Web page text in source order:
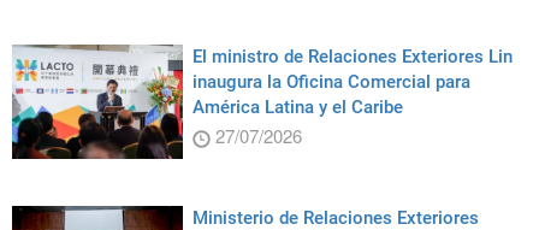
El ministro de Relaciones Exteriores Lin
inaugura la Oficina Comercial para
América Latina y el Caribe
27/07/2026
Ministerio de Relaciones Exteriores